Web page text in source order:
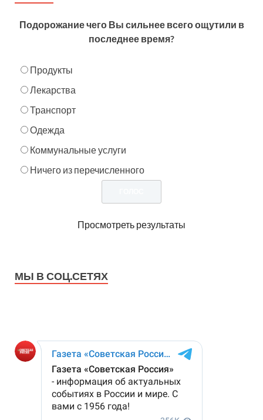
Подорожание чего Вы сильнее всего ощутили в
последнее время?
Продукты
Лекарства
Транспорт
Одежда
Коммунальные услуги
Ничего из перечисленного
Просмотреть результаты
МЫ В СОЦ.СЕТЯХ